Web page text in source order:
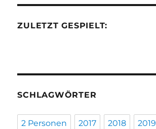
ZULETZT GESPIELT:
SCHLAGWÖRTER
2 Personen 2017 2018 2019